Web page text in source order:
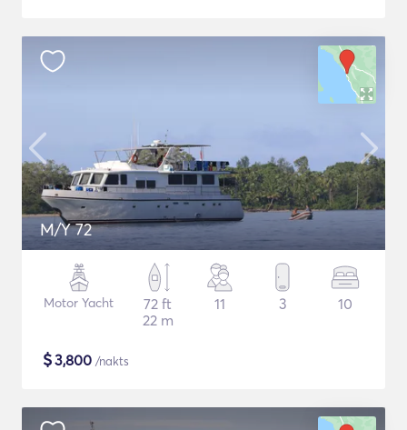
M/Y 72
Motor Yacht
72 ft
22 m
11 3 10
$3,800 /nakts